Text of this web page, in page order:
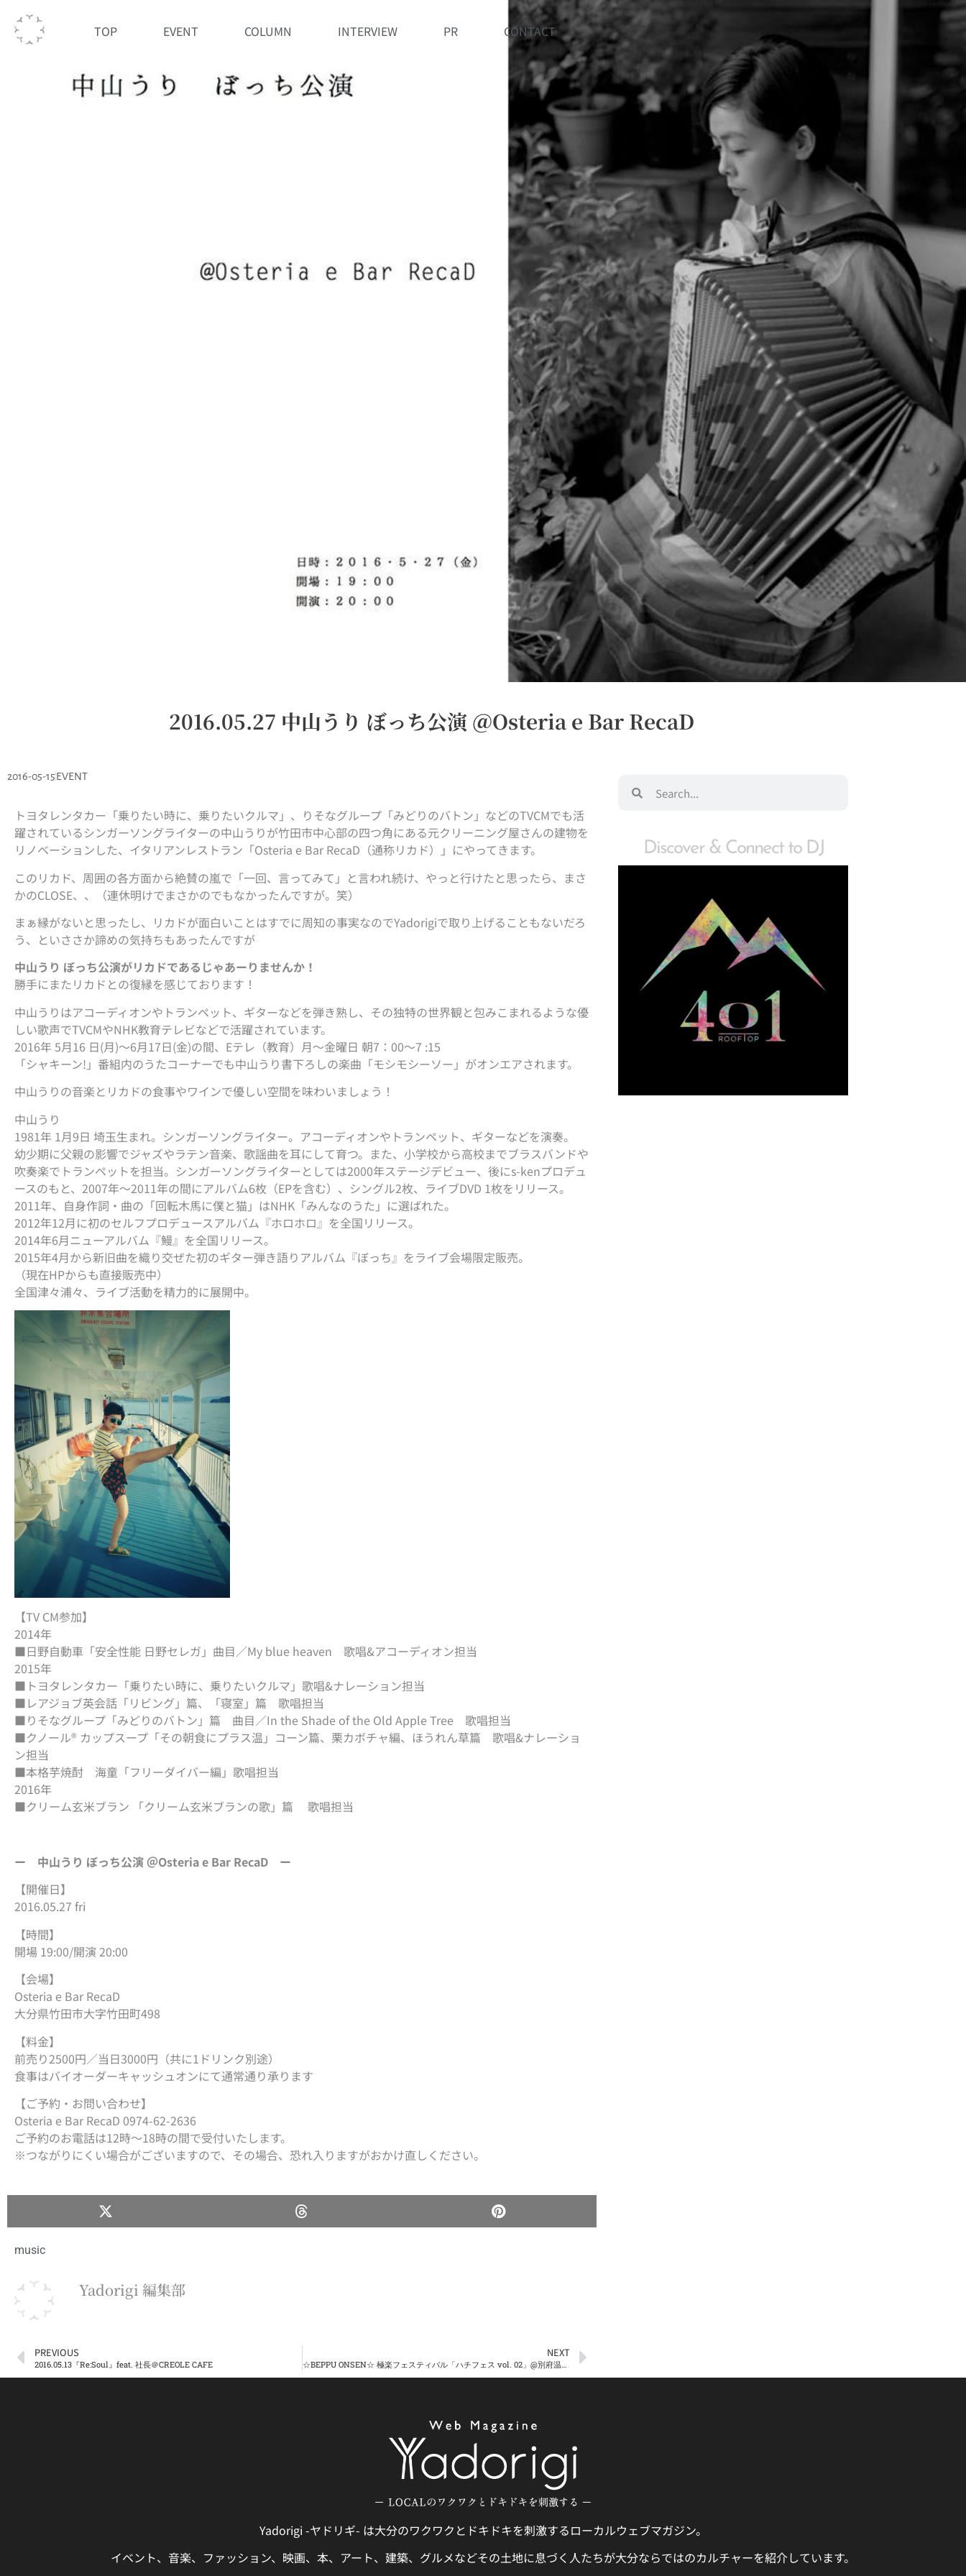
TOP EVENT COLUMN INTERVIEW PR CONTACT
2016.05.27 中山うり ぼっち公演 ＠Osteria e Bar RecaD
2016-05-15EVENT
トヨタレンタカー「乗りたい時に、乗りたいクルマ」、りそなグループ「みどりのバトン」などのTVCMでも活
躍されているシンガーソングライターの中山うりが竹田市中心部の四つ角にある元クリーニング屋さんの建物を
リノベーションした、イタリアンレストラン「Osteria e Bar RecaD（通称リカド）」にやってきます。
このリカド、周囲の各方面から絶賛の嵐で「一回、言ってみて」と言われ続け、やっと行けたと思ったら、まさ
かのCLOSE、、（連休明けでまさかのでもなかったんですが。笑）
まぁ縁がないと思ったし、リカドが面白いことはすでに周知の事実なのでYadorigiで取り上げることもないだろ
う、といささか諦めの気持ちもあったんですが
中山うり ぼっち公演がリカドであるじゃあーりませんか！
勝手にまたリカドとの復縁を感じております！
中山うりはアコーディオンやトランペット、ギターなどを弾き熟し、その独特の世界観と包みこまれるような優
しい歌声でTVCMやNHK教育テレビなどで活躍されています。
2016年 5月16 日(月)〜6月17日(金)の間、Eテレ（教育）月〜金曜日 朝7：00〜7 :15
「シャキーン!」番組内のうたコーナーでも中山うり書下ろしの楽曲「モシモシーソー」がオンエアされます。
中山うりの音楽とリカドの食事やワインで優しい空間を味わいましょう！
中山うり
1981年 1月9日 埼玉生まれ。シンガーソングライター。アコーディオンやトランペット、ギターなどを演奏。
幼少期に父親の影響でジャズやラテン音楽、歌謡曲を耳にして育つ。また、小学校から高校までブラスバンドや
吹奏楽でトランペットを担当。シンガーソングライターとしては2000年ステージデビュー、後にs-kenプロデュ
ースのもと、2007年〜2011年の間にアルバム6枚（EPを含む）、シングル2枚、ライブDVD 1枚をリリース。
2011年、自身作詞・曲の「回転木馬に僕と猫」はNHK「みんなのうた」に選ばれた。
2012年12月に初のセルフプロデュースアルバム『ホロホロ』を全国リリース。
2014年6月ニューアルバム『鰻』を全国リリース。
2015年4月から新旧曲を織り交ぜた初のギター弾き語りアルバム『ぼっち』をライブ会場限定販売。
（現在HPからも直接販売中）
全国津々浦々、ライブ活動を精力的に展開中。
【TV CM参加】
2014年
■日野自動車「安全性能 日野セレガ」曲目／My blue heaven 歌唱&アコーディオン担当
2015年
■トヨタレンタカー「乗りたい時に、乗りたいクルマ」歌唱&ナレーション担当
■レアジョブ英会話「リビング」篇、「寝室」篇 歌唱担当
■りそなグループ「みどりのバトン」篇 曲目／In the Shade of the Old Apple Tree 歌唱担当
■クノール® カップスープ「その朝食にプラス温」コーン篇、栗カボチャ編、ほうれん草篇 歌唱&ナレーショ
ン担当
■本格芋焼酎 海童「フリーダイバー編」歌唱担当
2016年
■クリーム玄米ブラン 「クリーム玄米ブランの歌」篇 歌唱担当
ー 中山うり ぼっち公演 ＠Osteria e Bar RecaD ー
【開催日】
2016.05.27 fri
【時間】
開場 19:00/開演 20:00
【会場】
Osteria e Bar RecaD
大分県竹田市大字竹田町498
【料金】
前売り2500円／当日3000円（共に1ドリンク別途）
食事はバイオーダーキャッシュオンにて通常通り承ります
【ご予約・お問い合わせ】
Osteria e Bar RecaD 0974-62-2636
ご予約のお電話は12時〜18時の間で受付いたします。
※つながりにくい場合がございますので、その場合、恐れ入りますがおかけ直しください。
music
Yadorigi 編集部
PREVIOUS
2016.05.13『Re:Soul』feat. 社長＠CREOLE CAFE
NEXT
☆BEPPU ONSEN☆ 極楽フェスティバル「ハチフェス vol. 02」@別府温泉 ホテルニューツルタ
Discover & Connect to DJ
Yadorigi -ヤドリギ- は大分のワクワクとドキドキを刺激するローカルウェブマガジン。
イベント、音楽、ファッション、映画、本、アート、建築、グルメなどその土地に息づく人たちが大分ならではのカルチャーを紹介しています。